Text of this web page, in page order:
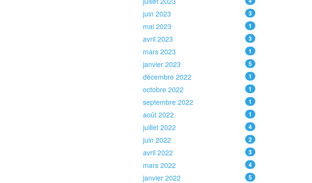
juin 2023 3
mai 2023 1
avril 2023 3
mars 2023 1
janvier 2023 5
décembre 2022 1
octobre 2022 1
septembre 2022 1
août 2022 1
juillet 2022 4
juin 2022 2
avril 2022 3
mars 2022 4
janvier 2022 5